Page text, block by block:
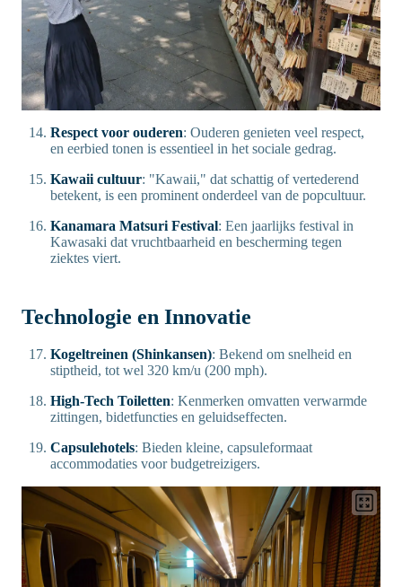
Respect voor ouderen: Ouderen genieten veel respect,
en eerbied tonen is essentieel in het sociale gedrag.
Kawaii cultuur: "Kawaii," dat schattig of vertederend
betekent, is een prominent onderdeel van de popcultuur.
Kanamara Matsuri Festival: Een jaarlijks festival in
Kawasaki dat vruchtbaarheid en bescherming tegen
ziektes viert.
Technologie en Innovatie
Kogeltreinen (Shinkansen): Bekend om snelheid en
stiptheid, tot wel 320 km/u (200 mph).
High-Tech Toiletten: Kenmerken omvatten verwarmde
zittingen, bidetfuncties en geluidseffecten.
Capsulehotels: Bieden kleine, capsuleformaat
accommodaties voor budgetreizigers.